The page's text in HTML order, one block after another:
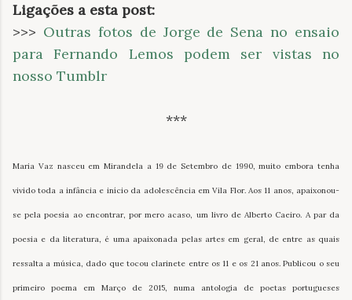
Ligações a esta post:
>>> Outras fotos de Jorge de Sena no ensaio
para Fernando Lemos podem ser vistas no
nosso Tumblr
***
Maria Vaz nasceu em Mirandela a 19 de Setembro de 1990, muito embora tenha
vivido toda a infância e início da adolescência em Vila Flor. Aos 11 anos, apaixonou-
se pela poesia ao encontrar, por mero acaso, um livro de Alberto Caeiro. A par da
poesia e da literatura, é uma apaixonada pelas artes em geral, de entre as quais
ressalta a música, dado que tocou clarinete entre os 11 e os 21 anos. Publicou o seu
primeiro poema em Março de 2015, numa antologia de poetas portugueses